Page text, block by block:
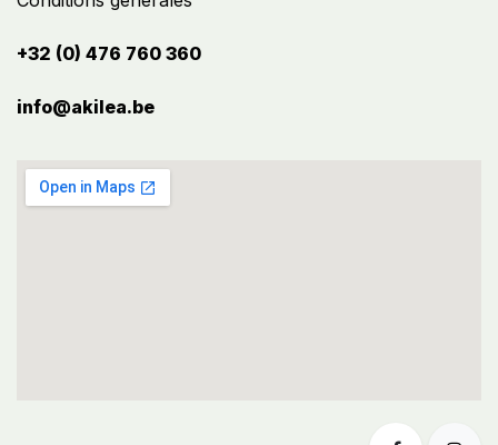
+32 (0) 476 760 360
info@akilea.be​